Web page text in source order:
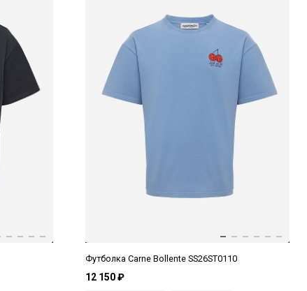
Футболка Carne Bollente SS26ST0110
12 150 ₽